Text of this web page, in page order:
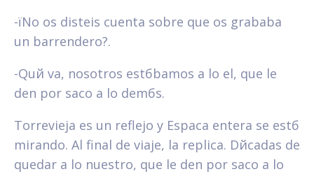
-їNo os disteis cuenta sobre que os grababa
un barrendero?.
-Quй va, nosotros estбbamos a lo el, que le
den por saco a lo demбs.
Torrevieja es un reflejo y Espaсa entera se estб
mirando. Al final de viaje, la replica. Dйcadas de
quedar a lo nuestro, que le den por saco a lo